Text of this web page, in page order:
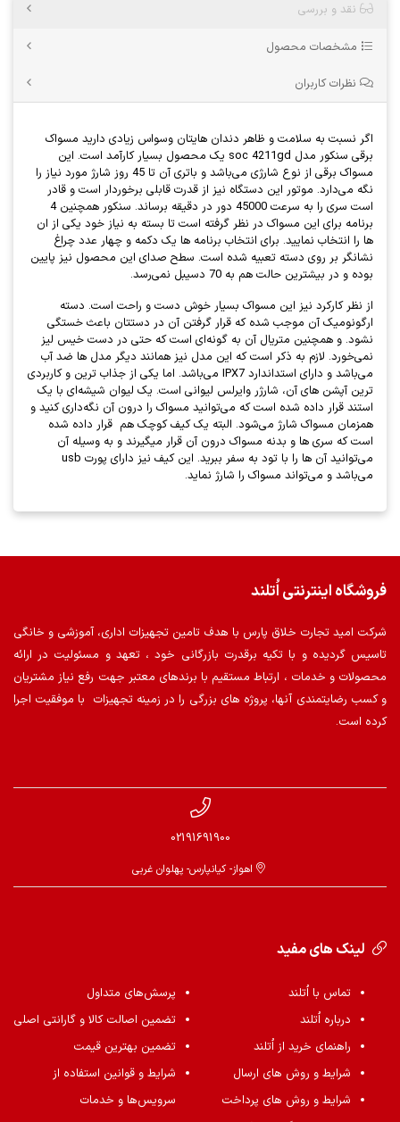
نقد و بررسی
مشخصات محصول
نظرات کاربران
اگر نسبت به سلامت و ظاهر دندان هایتان وسواس زیادی دارید مسواک
برقی سنکور مدل soc 4211gd یک محصول بسیار کارآمد است. این
مسواک برقی از نوع شارژی می‌باشد و باتری آن تا 45 روز شارژ مورد نیاز را
نگه‌ می‌دارد. موتور این دستگاه نیز از قدرت قابلی برخوردار است و قادر
است سری را به سرعت 45000 دور در دقیقه برساند. سنکور همچنین 4
برنامه برای این مسواک در نظر گرفته است تا بسته به نیاز خود یکی از ان
ها را انتخاب نمایید. برای انتخاب برنامه ها یک دکمه و چهار عدد چراغ
نشانگر بر روی دسته تعبیه شده است. سطح صدای این محصول نیز پایین
بوده و در بیشترین حالت هم به 70 دسیبل نمی‌رسد.
از نظر کارکرد نیز این مسواک بسیار خوش دست و راحت است. دسته
ارگونومیک آن موجب شده که قرار گرفتن آن در دستتان باعث خستگی
نشود. و همچنین متریال آن به گونه‌ای است که حتی در دست خیس لیز
نمی‌خورد. لازم به ذکر است که این مدل نیز همانند دیگر مدل ها ضد آب
می‌باشد و دارای استداندارد IPX7 می‌باشد. اما یکی از جذاب ترین و کاربردی
ترین آپشن های آن، شارژر وایرلس لیوانی است. یک لیوان شیشه‌ای با یک
استند قرار داده شده است که می‌توانید مسواک را درون آن نگه‌داری کنید و
همزمان مسواک شارژ می‌شود. البته یک کیف کوچک هم قرار داده شده
است که سری ها و بدنه مسواک درون آن قرار میگیرند و به وسیله آن
می‌توانید آن ها را با تود به سفر ببرید. این کیف نیز دارای پورت usb
می‌باشد و می‌تواند مسواک را شارژ نماید.
فروشگاه اینترنتی اُتلند
شرکت امید تجارت خلاق پارس با هدف تامین تجهیزات اداری، آموزشی و خانگی
تاسیس گردیده و با تکیه برقدرت بازرگانی خود ، تعهد و مسئولیت در ارائه
محصولات و خدمات ، ارتباط مستقیم با برندهای معتبر جهت رفع نیاز مشتریان
و کسب رضایتمندی آنها، پروژه های بزرگی را در زمینه تجهیزات با موفقیت اجرا
کرده است.
02191691900
اهواز- کیانپارس- پهلوان غربی
لینک های مفید
تماس با اُتلند
درباره اُتلند
راهنمای خرید از اُتلند
شرایط و روش های ارسال
شرایط و روش های پرداخت
پرسش‌های متداول
تضمین اصالت کالا و گارانتی اصلی
تضمین بهترین قیمت
شرایط و قوانین استفاده از
سرویس‌ها و خدمات